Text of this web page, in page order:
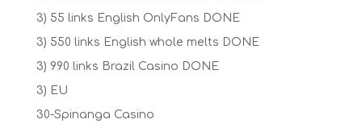
3) 55 links English OnlyFans DONE
3) 550 links English whole melts DONE
3) 990 links Brazil Casino DONE
3) EU
30-Spinanga Casino